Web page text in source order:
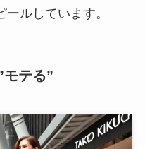
ルしています。
テる”